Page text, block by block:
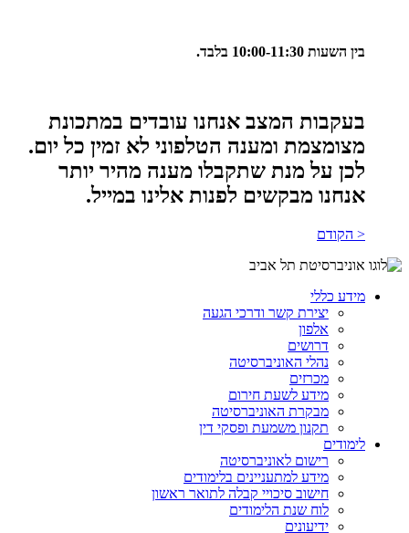
בין השעות 10:00-11:30 בלבד.
בעקבות המצב אנחנו עובדים במתכונת
מצומצמת ומענה הטלפוני לא זמין כל יום.
לכן על מנת שתקבלו מענה מהיר יותר
אנחנו מבקשים לפנות אלינו במייל.
< הקודם
מידע כללי
יצירת קשר ודרכי הגעה
אלפון
דרושים
נהלי האוניברסיטה
מכרזים
מידע לשעת חירום
מבקרת האוניברסיטה
תקנון משמעת ופסקי דין
לימודים
רישום לאוניברסיטה
מידע למתעניינים בלימודים
חישוב סיכויי קבלה לתואר ראשון
לוח שנת הלימודים
ידיעונים